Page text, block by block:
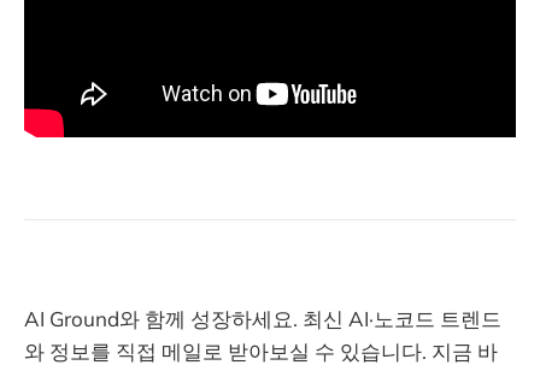
AI Ground와 함께 성장하세요. 최신 AI·노코드 트렌드
와 정보를 직접 메일로 받아보실 수 있습니다. 지금 바